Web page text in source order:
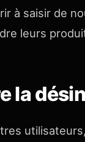
à saisir de
leurs
la